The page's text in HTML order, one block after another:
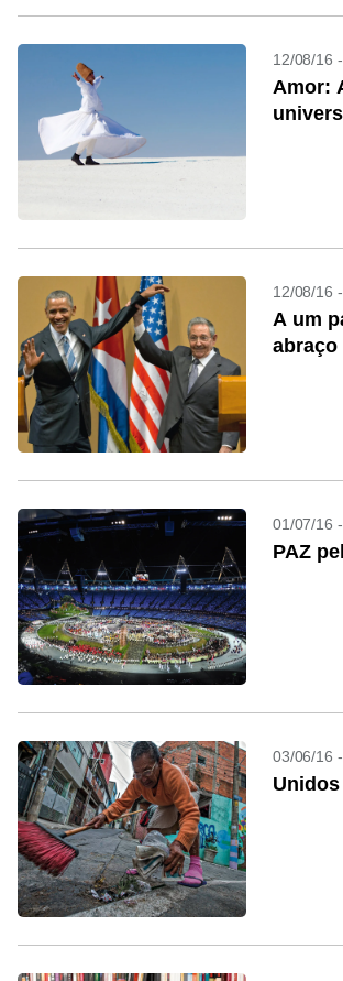
12/08/16
Amor:
12/08/16
A um
abraço
01/07/16
PAZ
03/06/16